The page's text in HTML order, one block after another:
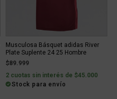
Musculosa Básquet adidas River
Plate Suplente 24 25 Hombre
$89.999
2 cuotas sin interés de $45.000
Stock para envío